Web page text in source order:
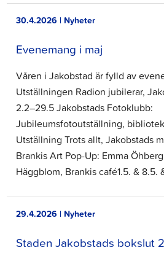
30.4.2026 | Nyheter
Evenemang i maj
Våren i Jakobstad är fylld av
Utställningen Radion jubilerar,
2.2–29.5 Jakobstads Fotoklubb:
Jubileumsfotoutställning,
Utställning Trots allt, Jakobstads
Brankis Art Pop-Up: Emma
Häggblom, Brankis café1.5. & 8.5.
29.4.2026 | Nyheter
Staden Jakobstads bokslut